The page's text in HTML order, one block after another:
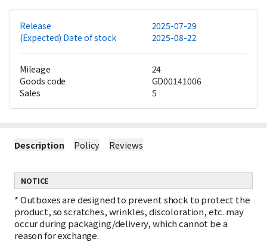
Release
2025-07-29
(Expected) Date of stock
2025-08-22
Mileage
24
Goods code
GD00141006
Sales
5
Description Policy Reviews
NOTICE
*Outboxes are designed to prevent shock to protect the
product, so scratches, wrinkles, discoloration, etc. may
occur during packaging/delivery, which cannot be a
reason for exchange.